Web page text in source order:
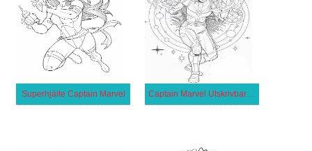
Superhjälte Captain Marvel Captain Marvel Utskrivbar för Barn